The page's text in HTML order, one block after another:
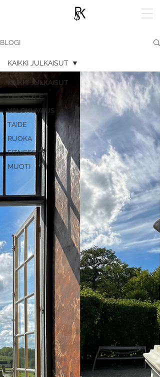
BLOGI
KAIKKI JULKAISUT
LIFESTYLE
VALOKUVAUS
TAIDE
RUOKA
FITNESS
MUOTI
KAIKKI JULKAISUT